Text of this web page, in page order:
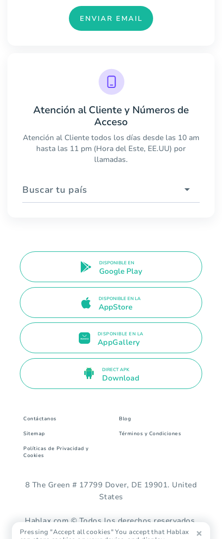
ENVIAR EMAIL
Atención al Cliente y Números de
Acceso
Atención al Cliente todos los días desde las 10 am
hasta las 11 pm (Hora del Este, EE.UU) por
llamadas.
Buscar tu país
DISPONIBLE EN
Google Play
DISPONIBLE EN LA
AppStore
DISPONIBLE EN LA
AppGallery
DIRECT APK
Download
Contáctanos Blog
Sitemap Términos y Condiciones
Políticas de Privacidad y
Cookies
8 The Green # 17799 Dover, DE 19901. United
States
Hablax.com © Todos los derechos reservados.
Pressing "Accept all cookies" You accept that Hablax